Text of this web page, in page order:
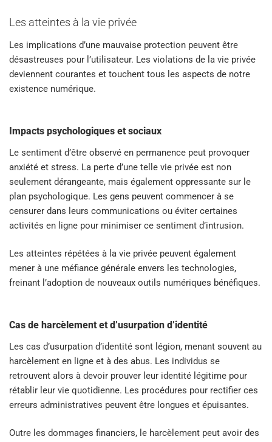
Les atteintes à la vie privée
Les implications d’une mauvaise protection peuvent être
désastreuses pour l’utilisateur. Les violations de la vie privée
deviennent courantes et touchent tous les aspects de notre
existence numérique.
Impacts psychologiques et sociaux
Le sentiment d’être observé en permanence peut provoquer
anxiété et stress. La perte d’une telle vie privée est non
seulement dérangeante, mais également oppressante sur le
plan psychologique. Les gens peuvent commencer à se
censurer dans leurs communications ou éviter certaines
activités en ligne pour minimiser ce sentiment d’intrusion.
Les atteintes répétées à la vie privée peuvent également
mener à une méfiance générale envers les technologies,
freinant l’adoption de nouveaux outils numériques bénéfiques.
Cas de harcèlement et d’usurpation d’identité
Les cas d’usurpation d’identité sont légion, menant souvent au
harcèlement en ligne et à des abus. Les individus se
retrouvent alors à devoir prouver leur identité légitime pour
rétablir leur vie quotidienne. Les procédures pour rectifier ces
erreurs administratives peuvent être longues et épuisantes.
Outre les dommages financiers, le harcèlement peut avoir des